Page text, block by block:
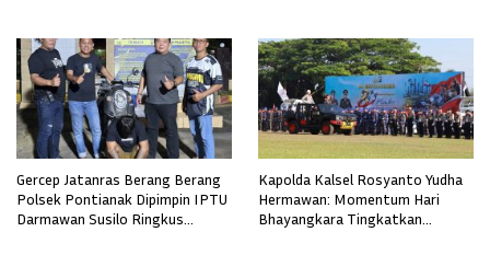
Gercep Jatanras Berang Berang
Polsek Pontianak Dipimpin IPTU
Darmawan Susilo Ringkus
Kapolda Kalsel Rosyanto Yudha
Hermawan: Momentum Hari
Bhayangkara Tingkatkan